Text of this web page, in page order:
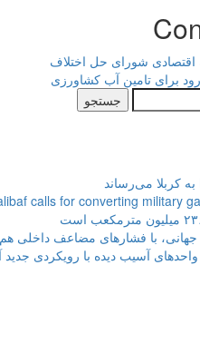
اقتصادی شورای حل اختلاف
برای تامین آب کشاورزی
به کربلا می‌رساند
calls for converting military
جهانی، با فشارهای مضاعف داخلی
واحدهای آسیب دیده با رویکردی